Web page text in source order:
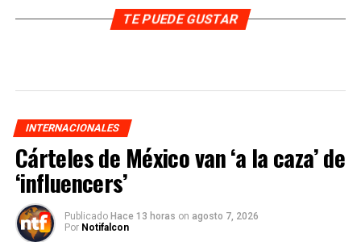
TE PUEDE GUSTAR
INTERNACIONALES
Cárteles de México van ‘a la caza’ de
‘influencers’
Publicado Hace 13 horas on agosto 7, 2026
Por Notifalcon